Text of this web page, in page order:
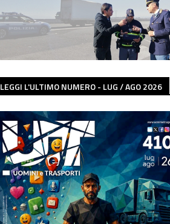
LEGGI L'ULTIMO NUMERO - LUG / AGO 2026